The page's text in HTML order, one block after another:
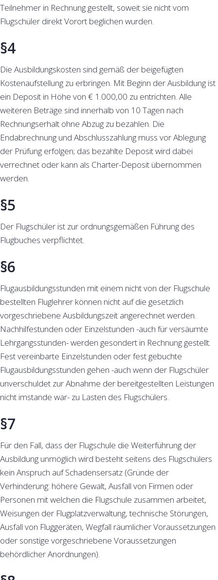
Teilnehmer in Rechnung gestellt, soweit sie nicht vom
Flugschüler direkt Vorort beglichen wurden.
§4
Die Ausbildungskosten sind gemäß der beigefügten
Kostenaufstellung zu erbringen. Mit Beginn der Ausbildung ist
ein Deposit in Höhe von € 1.000,00 zu entrichten. Alle
weiteren Beträge sind innerhalb von 10 Tagen nach
Rechnungserhalt ohne Abzug zu bezahlen. Die
Endabrechnung und Abschlusszahlung muss vor Ablegung
der Prüfung erfolgen; das bezahlte Deposit wird dabei
verrechnet oder kann als Charter-Deposit übernommen
werden.
§5
Der Flugschüler ist zur ordnungsgemäßen Führung des
Flugbuches verpflichtet.
§6
Flugausbildungsstunden mit einem nicht von der Flugschule
bestellten Fluglehrer können nicht auf die gesetzlich
vorgeschriebene Ausbildungszeit angerechnet werden.
Nachhilfestunden oder Einzelstunden -auch für versäumte
Lehrgangsstunden- werden gesondert in Rechnung gestellt.
Fest vereinbarte Einzelstunden oder fest gebuchte
Flugausbildungsstunden gehen -auch wenn der Flugschüler
unverschuldet zur Abnahme der bereitgestellten Leistungen
nicht imstande war- zu Lasten des Flugschülers.
§7
Für den Fall, dass der Flugschule die Weiterführung der
Ausbildung unmöglich wird besteht seitens des Flugschülers
kein Anspruch auf Schadensersatz (Gründe der
Verhinderung: höhere Gewalt, Ausfall von Firmen oder
Personen mit welchen die Flugschule zusammen arbeitet,
Weisungen der Flugplatzverwaltung, technische Störungen,
Ausfall von Fluggeräten, Wegfall räumlicher Voraussetzungen
oder sonstige vorgeschriebene Voraussetzungen
behördlicher Anordnungen).